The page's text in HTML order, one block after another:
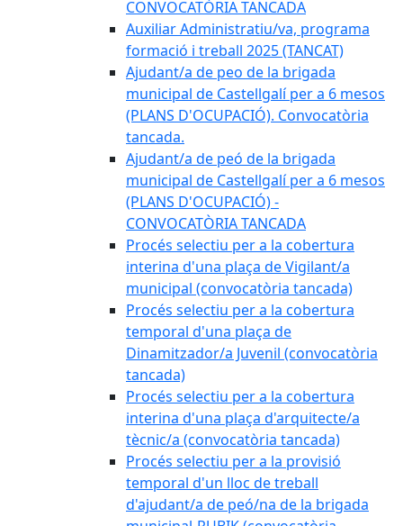
CONVOCATÒRIA TANCADA
Auxiliar Administratiu/va, programa
formació i treball 2025 (TANCAT)
Ajudant/a de peo de la brigada
municipal de Castellgalí per a 6 mesos
(PLANS D'OCUPACIÓ). Convocatòria
tancada.
Ajudant/a de peó de la brigada
municipal de Castellgalí per a 6 mesos
(PLANS D'OCUPACIÓ) -
CONVOCATÒRIA TANCADA
Procés selectiu per a la cobertura
interina d'una plaça de Vigilant/a
municipal (convocatòria tancada)
Procés selectiu per a la cobertura
temporal d'una plaça de
Dinamitzador/a Juvenil (convocatòria
tancada)
Procés selectiu per a la cobertura
interina d'una plaça d'arquitecte/a
tècnic/a (convocatòria tancada)
Procés selectiu per a la provisió
temporal d'un lloc de treball
d'ajudant/a de peó/na de la brigada